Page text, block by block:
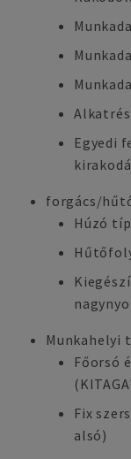
Egyedi
forgács/
Húzó
Munkahelyi
Főorsó
Fix
alsó)